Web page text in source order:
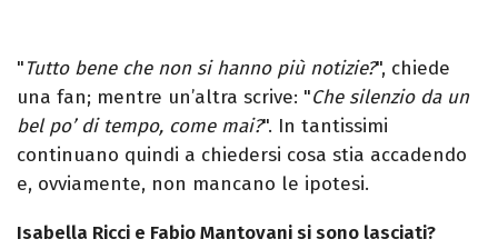
"Tutto bene che non si hanno più notizie?", chiede
una fan; mentre un’altra scrive: "Che silenzio da un
bel po’ di tempo, come mai?". In tantissimi
continuano quindi a chiedersi cosa stia accadendo
e, ovviamente, non mancano le ipotesi.
Isabella Ricci e Fabio Mantovani si sono lasciati?